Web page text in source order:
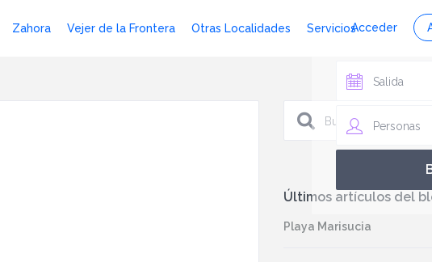
Acceder
Zahora Vejer de la Frontera Otras Localidades Servicios
Personas
Últimos artículos del
Playa Marisucia